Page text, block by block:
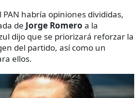
habría opiniones divididas,
de Jorge Romero a la
dijo que se priorizará reforzar la
del partido, así como un
ellos.